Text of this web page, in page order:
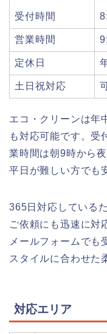
受付時間
営業時間
定休日
土日祝対応
エコ・クリーンは年
も対応可能です。受
業時間は朝9時から
平日が難しい方でも
365日対応している
ご依頼にも迅速に対
メールフォームでも
スタイルに合わせた
対応エリア